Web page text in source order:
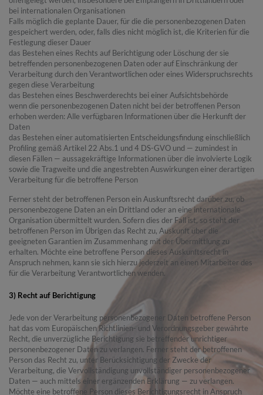
bei internationalen Organisationen
Falls möglich die geplante Dauer, für die die personenbezogenen Daten
gespeichert werden, oder, falls dies nicht möglich ist, die Kriterien für die
Festlegung dieser Dauer
das Bestehen eines Rechts auf Berichtigung oder Löschung der sie
betreffenden personenbezogenen Daten oder auf Einschränkung der
Verarbeitung durch den Verantwortlichen oder eines Widerspruchsrechts
gegen diese Verarbeitung
das Bestehen eines Beschwerderechts bei einer Aufsichtsbehörde
wenn die personenbezogenen Daten nicht bei der betroffenen Person
erhoben werden: Alle verfügbaren Informationen über die Herkunft der
Daten
das Bestehen einer automatisierten Entscheidungsfindung einschließlich
Profiling gemäß Artikel 22 Abs.1 und 4 DS-GVO und — zumindest in
diesen Fällen — aussagekräftige Informationen über die involvierte Logik
sowie die Tragweite und die angestrebten Auswirkungen einer derartigen
Verarbeitung für die betroffene Person
Ferner steht der betroffenen Person ein Auskunftsrecht darüber zu, ob
personenbezogene Daten an ein Drittland oder an eine internationale
Organisation übermittelt wurden. Sofern dies der Fall ist, so steht der
betroffenen Person im Übrigen das Recht zu, Auskunft über die
geeigneten Garantien im Zusammenhang mit der Übermittlung zu
erhalten. Möchte eine betroffene Person dieses Auskunftsrecht in
Anspruch nehmen, kann sie sich hierzu jederzeit an einen Mitarbeiter des
für die Verarbeitung Verantwortlichen wenden.
3) Recht auf Berichtigung
Jede von der Verarbeitung personenbezogener Daten betroffene Person
hat das vom Europäischen Richtlinien- und Verordnungsgeber gewährte
Recht, die unverzügliche Berichtigung sie betreffender unrichtiger
personenbezogener Daten zu verlangen. Ferner steht der betroffenen
Person das Recht zu, unter Berücksichtigung der Zwecke der
Verarbeitung, die Vervollständigung unvollständiger personenbezogener
Daten — auch mittels einer ergänzenden Erklärung — zu verlangen.
Möchte eine betroffene Person dieses Berichtigungsrecht in Anspruch